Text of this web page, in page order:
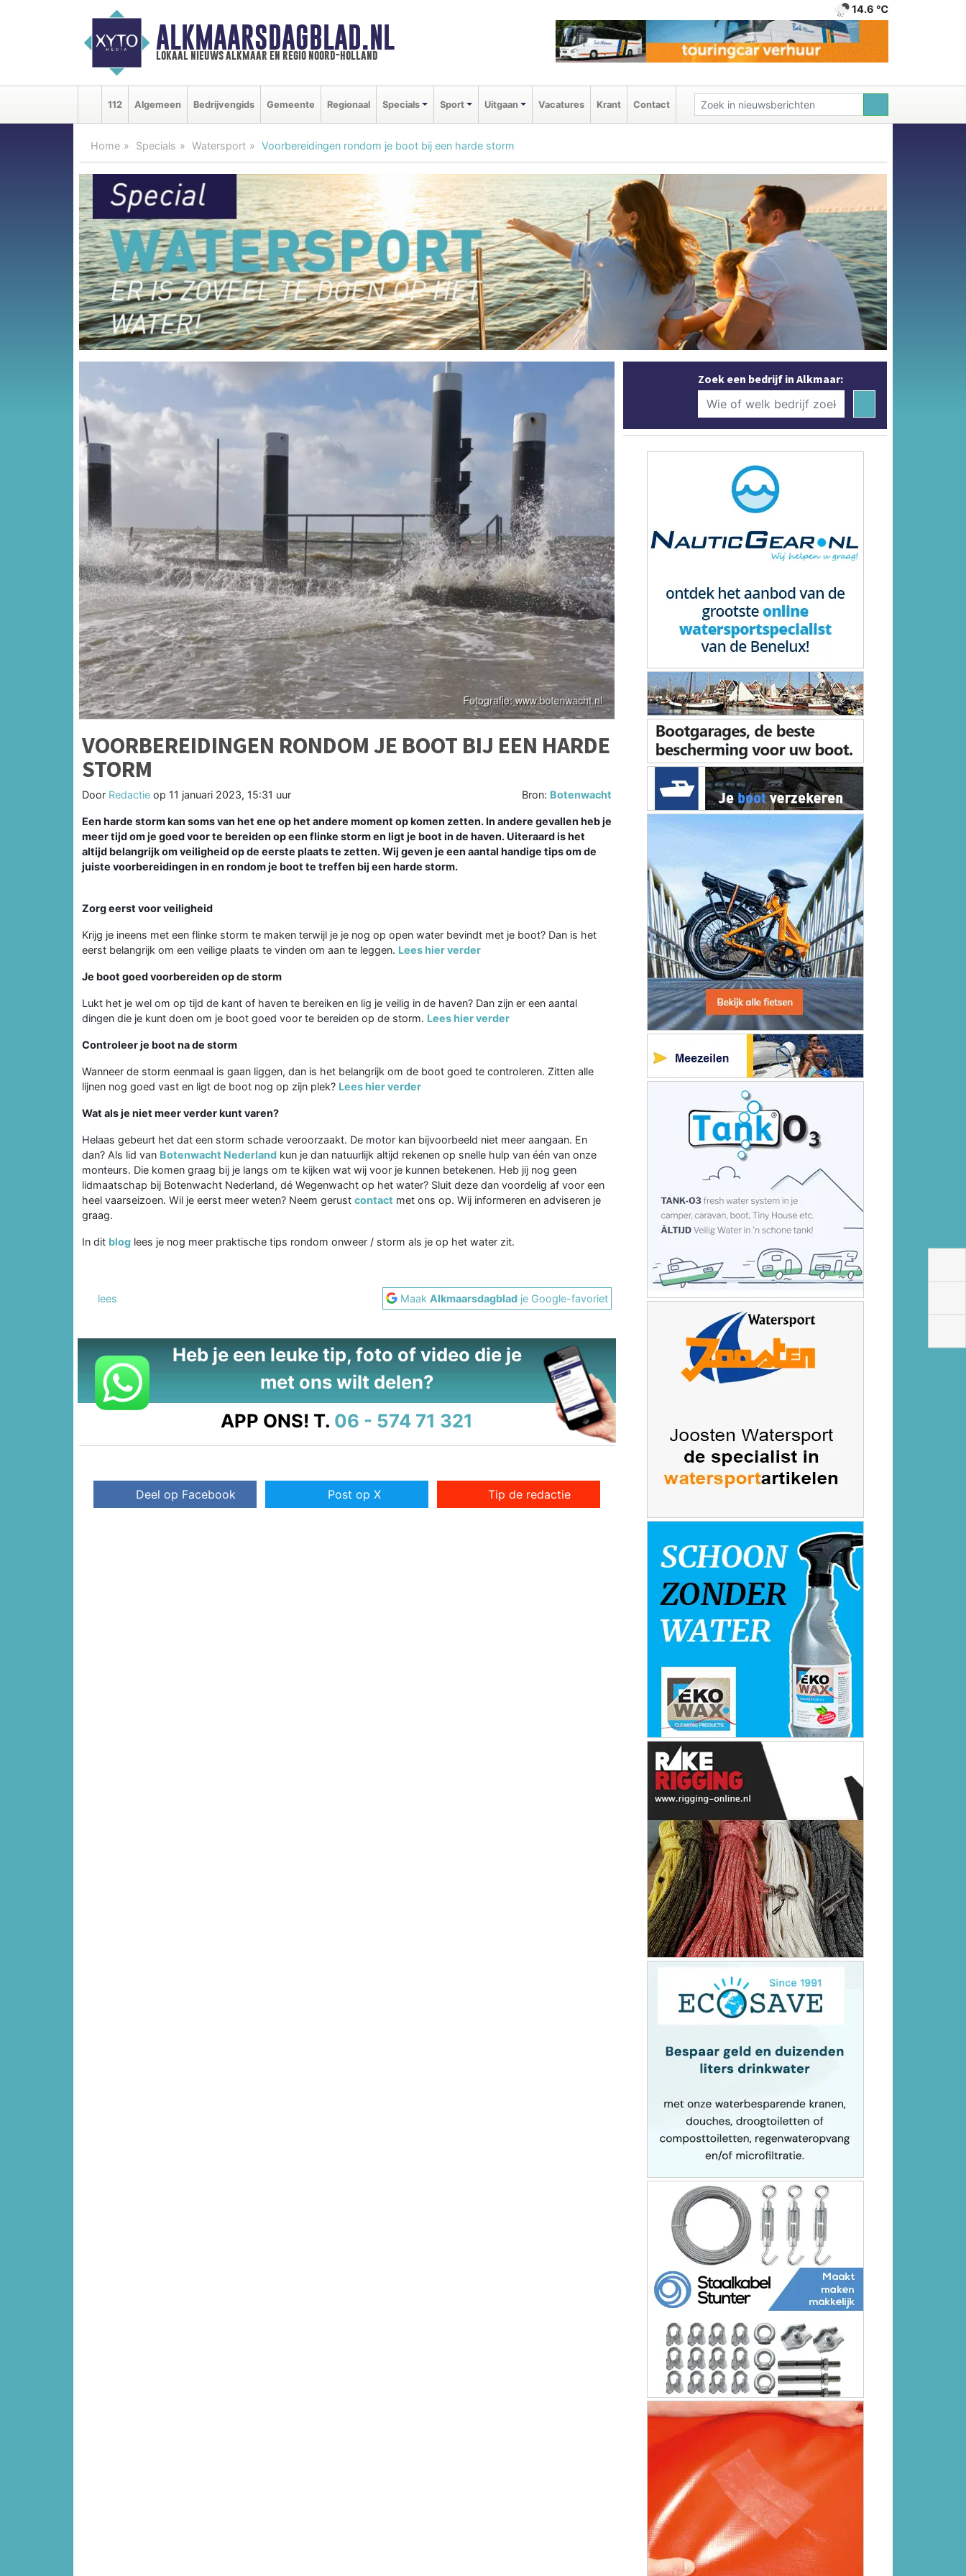
ALKMAARSDAGBLAD.NL
lokaal nieuws alkmaar en regio noord-holland
14.6 ℃
112 Algemeen Bedrijvengids Gemeente Regionaal Specials Sport Uitgaan Vacatures Krant Contact
Home Specials Watersport Voorbereidingen rondom je boot bij een harde storm
VOORBEREIDINGEN RONDOM JE BOOT BIJ EEN HARDE
STORM
Door Redactie op 11 januari 2023, 15:31 uur Bron: Botenwacht
Een harde storm kan soms van het ene op het andere moment op komen zetten. In andere gevallen heb je
meer tijd om je goed voor te bereiden op een flinke storm en ligt je boot in de haven. Uiteraard is het
altijd belangrijk om veiligheid op de eerste plaats te zetten. Wij geven je een aantal handige tips om de
juiste voorbereidingen in en rondom je boot te treffen bij een harde storm.
Zorg eerst voor veiligheid
Krijg je ineens met een flinke storm te maken terwijl je je nog op open water bevindt met je boot? Dan is het
eerst belangrijk om een veilige plaats te vinden om aan te leggen. Lees hier verder
Je boot goed voorbereiden op de storm
Lukt het je wel om op tijd de kant of haven te bereiken en lig je veilig in de haven? Dan zijn er een aantal
dingen die je kunt doen om je boot goed voor te bereiden op de storm. Lees hier verder
Controleer je boot na de storm
Wanneer de storm eenmaal is gaan liggen, dan is het belangrijk om de boot goed te controleren. Zitten alle
lijnen nog goed vast en ligt de boot nog op zijn plek? Lees hier verder
Wat als je niet meer verder kunt varen?
Helaas gebeurt het dat een storm schade veroorzaakt. De motor kan bijvoorbeeld niet meer aangaan. En
dan? Als lid van Botenwacht Nederland kun je dan natuurlijk altijd rekenen op snelle hulp van één van onze
monteurs. Die komen graag bij je langs om te kijken wat wij voor je kunnen betekenen. Heb jij nog geen
lidmaatschap bij Botenwacht Nederland, dé Wegenwacht op het water? Sluit deze dan voordelig af voor een
heel vaarseizoen. Wil je eerst meer weten? Neem gerust contact met ons op. Wij informeren en adviseren je
graag.
In dit blog lees je nog meer praktische tips rondom onweer / storm als je op het water zit.
lees MaakAlkmaarsdagblad je Google-favoriet
Heb je een leuke tip, foto of video die je
met ons wilt delen?
APP ONS! T. 06 - 574 71 321
Deel op Facebook Post op X Tip de redactie
Zoek een bedrijf in Alkmaar: